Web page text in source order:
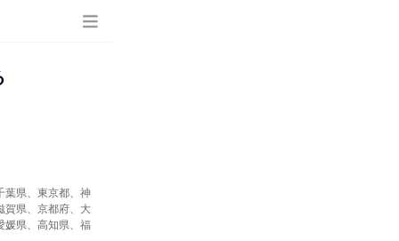
葉県、東京都、神
賀県、京都府、大
媛県、高知県、福